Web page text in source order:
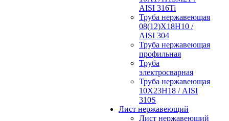
AISI 316Ti
Труба нержавеющая
08(12)Х18Н10 /
AISI 304
Труба нержавеющая
профильная
Труба
электросварная
Труба нержавеющая
10Х23Н18 / AISI
310S
Лист нержавеющий
Лист нержавеющий